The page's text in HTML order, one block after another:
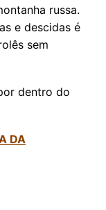
russa.
e descidas é
sem
dentro do
DA